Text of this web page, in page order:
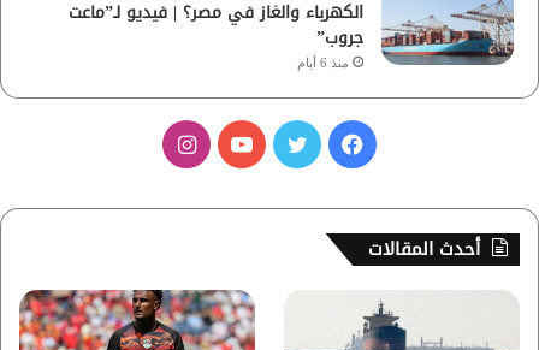
الكهرباء والغاز في مصر؟ | فيديو لـ”ماعت
جروب”
منذ 6 أيام
س
ب
ي
و
ت
ق
أحدث المقالات